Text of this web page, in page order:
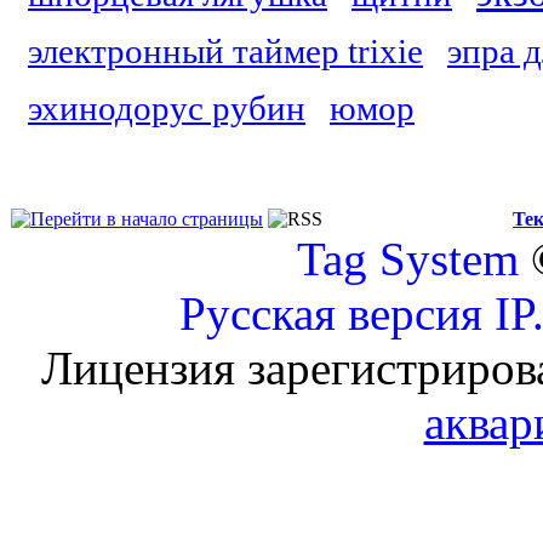
электронный таймер trixie
эпра
эхинодорус рубин
юмор
Tag System
Русская версия
Лицензия